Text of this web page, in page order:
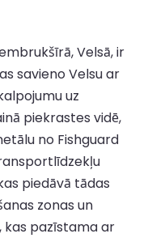
Velsā, ir
savieno Velsu ar
uz
piekrastes vidē,
no Fishguard
piedāvā tādas
zonas un
kas pazīstama ar